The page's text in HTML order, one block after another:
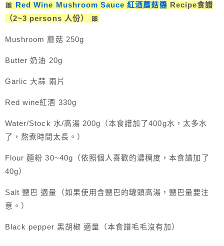
🎀 Red Wine Mushroom Sauce 紅酒蘑菇醬 Recipe食譜
（2~3 persons 人份） 🎀
Mushroom 蘑菇 250g
Butter 奶油 20g
Garlic 大蒜 兩片
Red wine紅酒 330g
Water/Stock 水/高湯 200g（本食譜加了400g水，太多水
了，熬煮時間太長。）
Flour 麵粉 30~40g（依照個人喜歡的濃稠度，本食譜加了
40g）
Salt 鹽巴 適量（如果使用含鹽巴的罐頭高湯，鹽巴量要注
意。）
Black pepper 黑胡椒 適量（本食譜毛毛沒有加）